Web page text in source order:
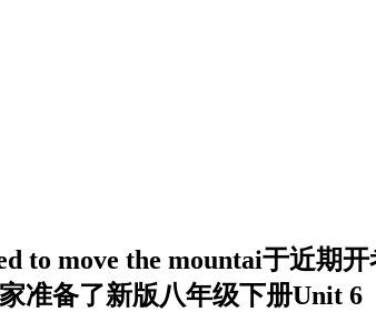
move the mountai于近期
准备了新版八年级下册Unit